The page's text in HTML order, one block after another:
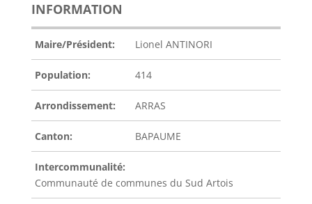
INFORMATION
Maire/Président: Lionel ANTINORI
Population: 414
Arrondissement: ARRAS
Canton: BAPAUME
Intercommunalité:
Communauté de communes du Sud Artois